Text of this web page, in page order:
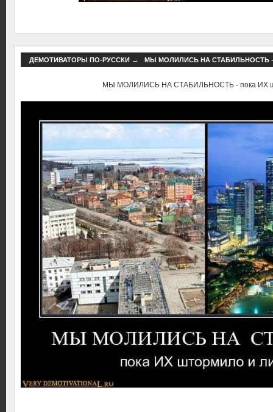
ДЕМОТИВАТОРЫ ПО-РУССКИ→ МЫ МОЛИЛИСЬ НА СТАБИЛЬНОСТЬ
МЫ МОЛИЛИСЬ НА СТАБИЛЬНОСТЬ - пока ИХ